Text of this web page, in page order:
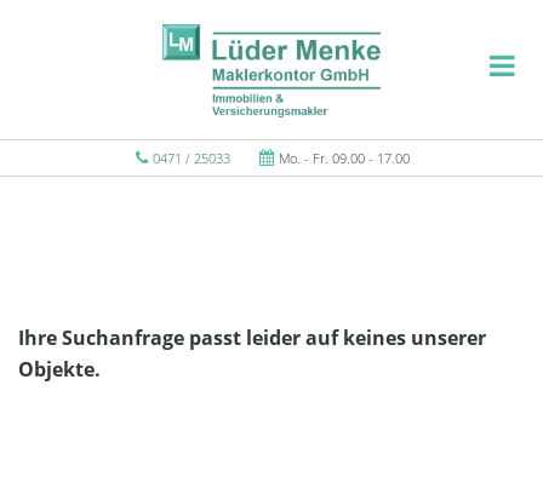
0471 / 25033 Mo. - Fr. 09.00 - 17.00
Ihre Suchanfrage passt leider auf keines unserer
Objekte.